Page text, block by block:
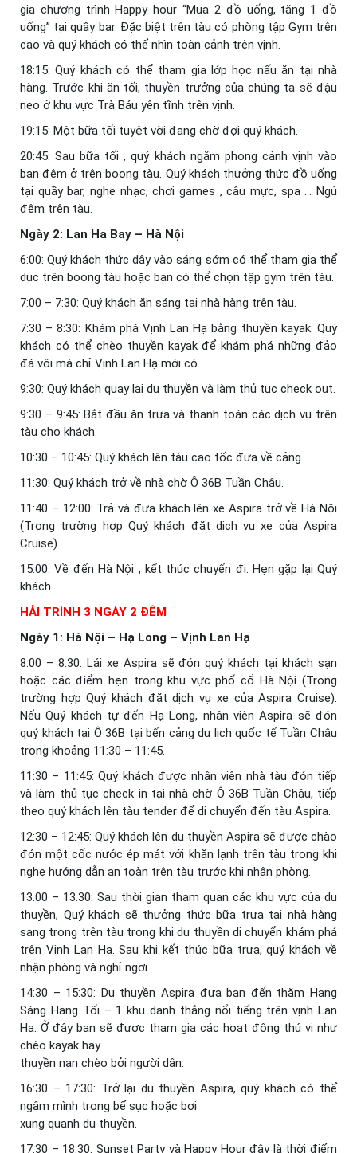
gia chương trình Happy hour “Mua 2 đồ uống, tặng 1 đồ
uống” tại quầy bar. Đặc biệt trên tàu có phòng tập Gym trên
cao và quý khách có thể nhìn toàn cảnh trên vịnh.
18:15: Quý khách có thể tham gia lớp học nấu ăn tại nhà
hàng. Trước khi ăn tối, thuyền trưởng của chúng ta sẽ đậu
neo ở khu vực Trà Báu yên tĩnh trên vịnh.
19:15: Một bữa tối tuyệt vời đang chờ đợi quý khách.
20:45: Sau bữa tối , quý khách ngắm phong cảnh vịnh vào
ban đêm ở trên boong tàu. Quý khách thưởng thức đồ uống
tại quầy bar, nghe nhạc, chơi games , câu mực, spa … Ngủ
đêm trên tàu.
Ngày 2: Lan Ha Bay – Hà Nội
6:00: Quý khách thức dậy vào sáng sớm có thể tham gia thể
dục trên boong tàu hoặc bạn có thể chọn tập gym trên tàu.
7:00 – 7:30: Quý khách ăn sáng tại nhà hàng trên tàu.
7:30 – 8:30: Khám phá Vịnh Lan Hạ bằng thuyền kayak. Quý
khách có thể chèo thuyền kayak để khám phá những đảo
đá vôi mà chỉ Vịnh Lan Hạ mới có.
9:30: Quý khách quay lại du thuyền và làm thủ tục check out.
9:30 – 9:45: Bắt đầu ăn trưa và thanh toán các dịch vụ trên
tàu cho khách.
10:30 – 10:45: Quý khách lên tàu cao tốc đưa về cảng.
11:30: Quý khách trở về nhà chờ Ô 36B Tuần Châu.
11:40 – 12:00: Trả và đưa khách lên xe Aspira trở về Hà Nội
(Trong trường hợp Quý khách đặt dịch vụ xe của Aspira
Cruise).
15:00: Về đến Hà Nội , kết thúc chuyến đi. Hẹn gặp lại Quý
khách
HẢI TRÌNH 3 NGÀY 2 ĐÊM
Ngày 1: Hà Nội – Hạ Long – Vịnh Lan Hạ
8:00 – 8:30: Lái xe Aspira sẽ đón quý khách tại khách sạn
hoặc các điểm hẹn trong khu vực phố cổ Hà Nội (Trong
trường hợp Quý khách đặt dịch vụ xe của Aspira Cruise).
Nếu Quý khách tự đến Hạ Long, nhân viên Aspira sẽ đón
quý khách tại Ô 36B tại bến cảng du lịch quốc tế Tuần Châu
trong khoảng 11:30 – 11:45.
11:30 – 11:45: Quý khách được nhân viên nhà tàu đón tiếp
và làm thủ tục check in tại nhà chờ Ô 36B Tuần Châu, tiếp
theo quý khách lên tàu tender để di chuyển đến tàu Aspira.
12:30 – 12:45: Quý khách lên du thuyền Aspira sẽ được chào
đón một cốc nước ép mát với khăn lạnh trên tàu trong khi
nghe hướng dẫn an toàn trên tàu trước khi nhận phòng.
13.00 – 13.30: Sau thời gian tham quan các khu vực của du
thuyền, Quý khách sẽ thưởng thức bữa trưa tại nhà hàng
sang trọng trên tàu trong khi du thuyền di chuyển khám phá
trên Vịnh Lan Hạ. Sau khi kết thúc bữa trưa, quý khách về
nhận phòng và nghỉ ngơi.
14:30 – 15:30: Du thuyền Aspira đưa bạn đến thăm Hang
Sáng Hang Tối – 1 khu danh thắng nổi tiếng trên vịnh Lan
Hạ. Ở đây bạn sẽ được tham gia các hoạt động thú vị như
chèo kayak hay
thuyền nan chèo bởi người dân.
16:30 – 17:30: Trở lại du thuyền Aspira, quý khách có thể
ngâm mình trong bể sục hoặc bơi
xung quanh du thuyền.
17:30 – 18:30: Sunset Party và Happy Hour đây là thời điểm